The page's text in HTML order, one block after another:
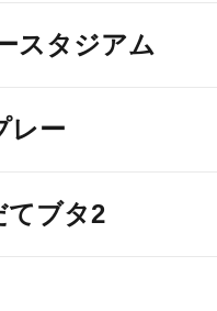
スタジアム
レー
てブタ2